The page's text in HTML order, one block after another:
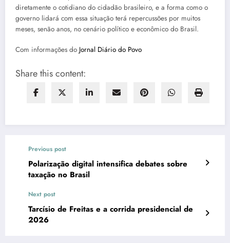
diretamente o cotidiano do cidadão brasileiro, e a forma como o
governo lidará com essa situação terá repercussões por muitos
meses, senão anos, no cenário político e econômico do Brasil.
Com informações do Jornal Diário do Povo
Share this content:
Previous post
Polarização digital intensifica debates sobre
taxação no Brasil
Next post
Tarcísio de Freitas e a corrida presidencial de
2026